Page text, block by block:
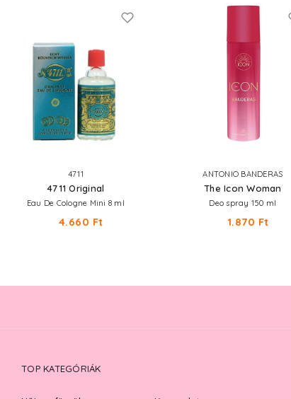
4711
4711 Original
Eau De Cologne Mini 8 ml
4.660 Ft
ANTONIO BANDERAS
The Icon Woman
Deo spray 150 ml
1.870 Ft
TOP KATEGÓRIÁK